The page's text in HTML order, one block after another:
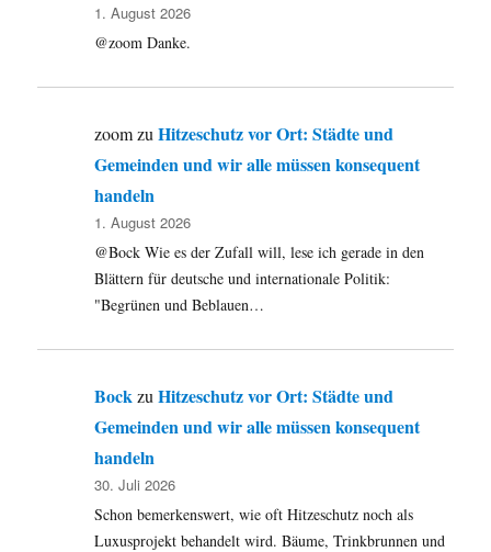
1. August 2026
@zoom Danke.
zoomzuHitzeschutz vor Ort: Städte und
Gemeinden und wir alle müssen konsequent
handeln
1. August 2026
@Bock Wie es der Zufall will, lese ich gerade in den
Blättern für deutsche und internationale Politik:
"Begrünen und Beblauen…
BockzuHitzeschutz vor Ort: Städte und
Gemeinden und wir alle müssen konsequent
handeln
30. Juli 2026
Schon bemerkenswert, wie oft Hitzeschutz noch als
Luxusprojekt behandelt wird. Bäume, Trinkbrunnen und